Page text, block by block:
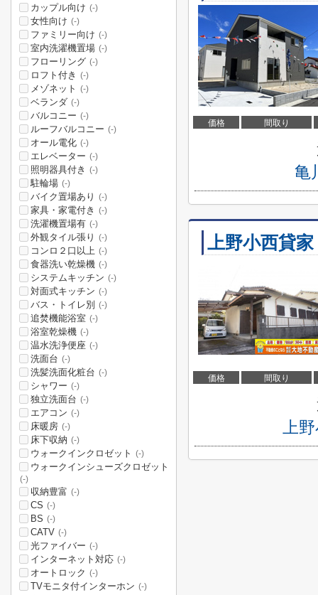
価格 間取り
亀
上野小西貸家
価格 間取り
上
カップル向け (-)
女性向け (-)
ファミリー向け (-)
室内洗濯機置場 (-)
フローリング (-)
ロフト付き (-)
メゾネット (-)
ベランダ (-)
バルコニー (-)
ルーフバルコニー (-)
オール電化 (-)
エレベーター (-)
照明器具付き (-)
駐輪場 (-)
バイク置場あり (-)
家具・家電付き (-)
洗濯機置場有 (-)
外観タイル張り (-)
コンロ２口以上 (-)
食器洗い乾燥機 (-)
システムキッチン (-)
対面式キッチン (-)
バス・トイレ別 (-)
追焚機能浴室 (-)
浴室乾燥機 (-)
温水洗浄便座 (-)
洗面台 (-)
洗髪洗面化粧台 (-)
シャワー (-)
独立洗面台 (-)
エアコン (-)
床暖房 (-)
床下収納 (-)
ウォークインクロゼット (-)
ウォークインシューズクロゼット
(-)
収納豊富 (-)
CS (-)
BS (-)
CATV (-)
光ファイバー (-)
インターネット対応 (-)
オートロック (-)
TVモニタ付インターホン (-)